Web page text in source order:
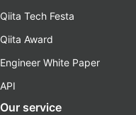
Qiita Tech Festa
Qiita Award
Engineer White Paper
API
Our service